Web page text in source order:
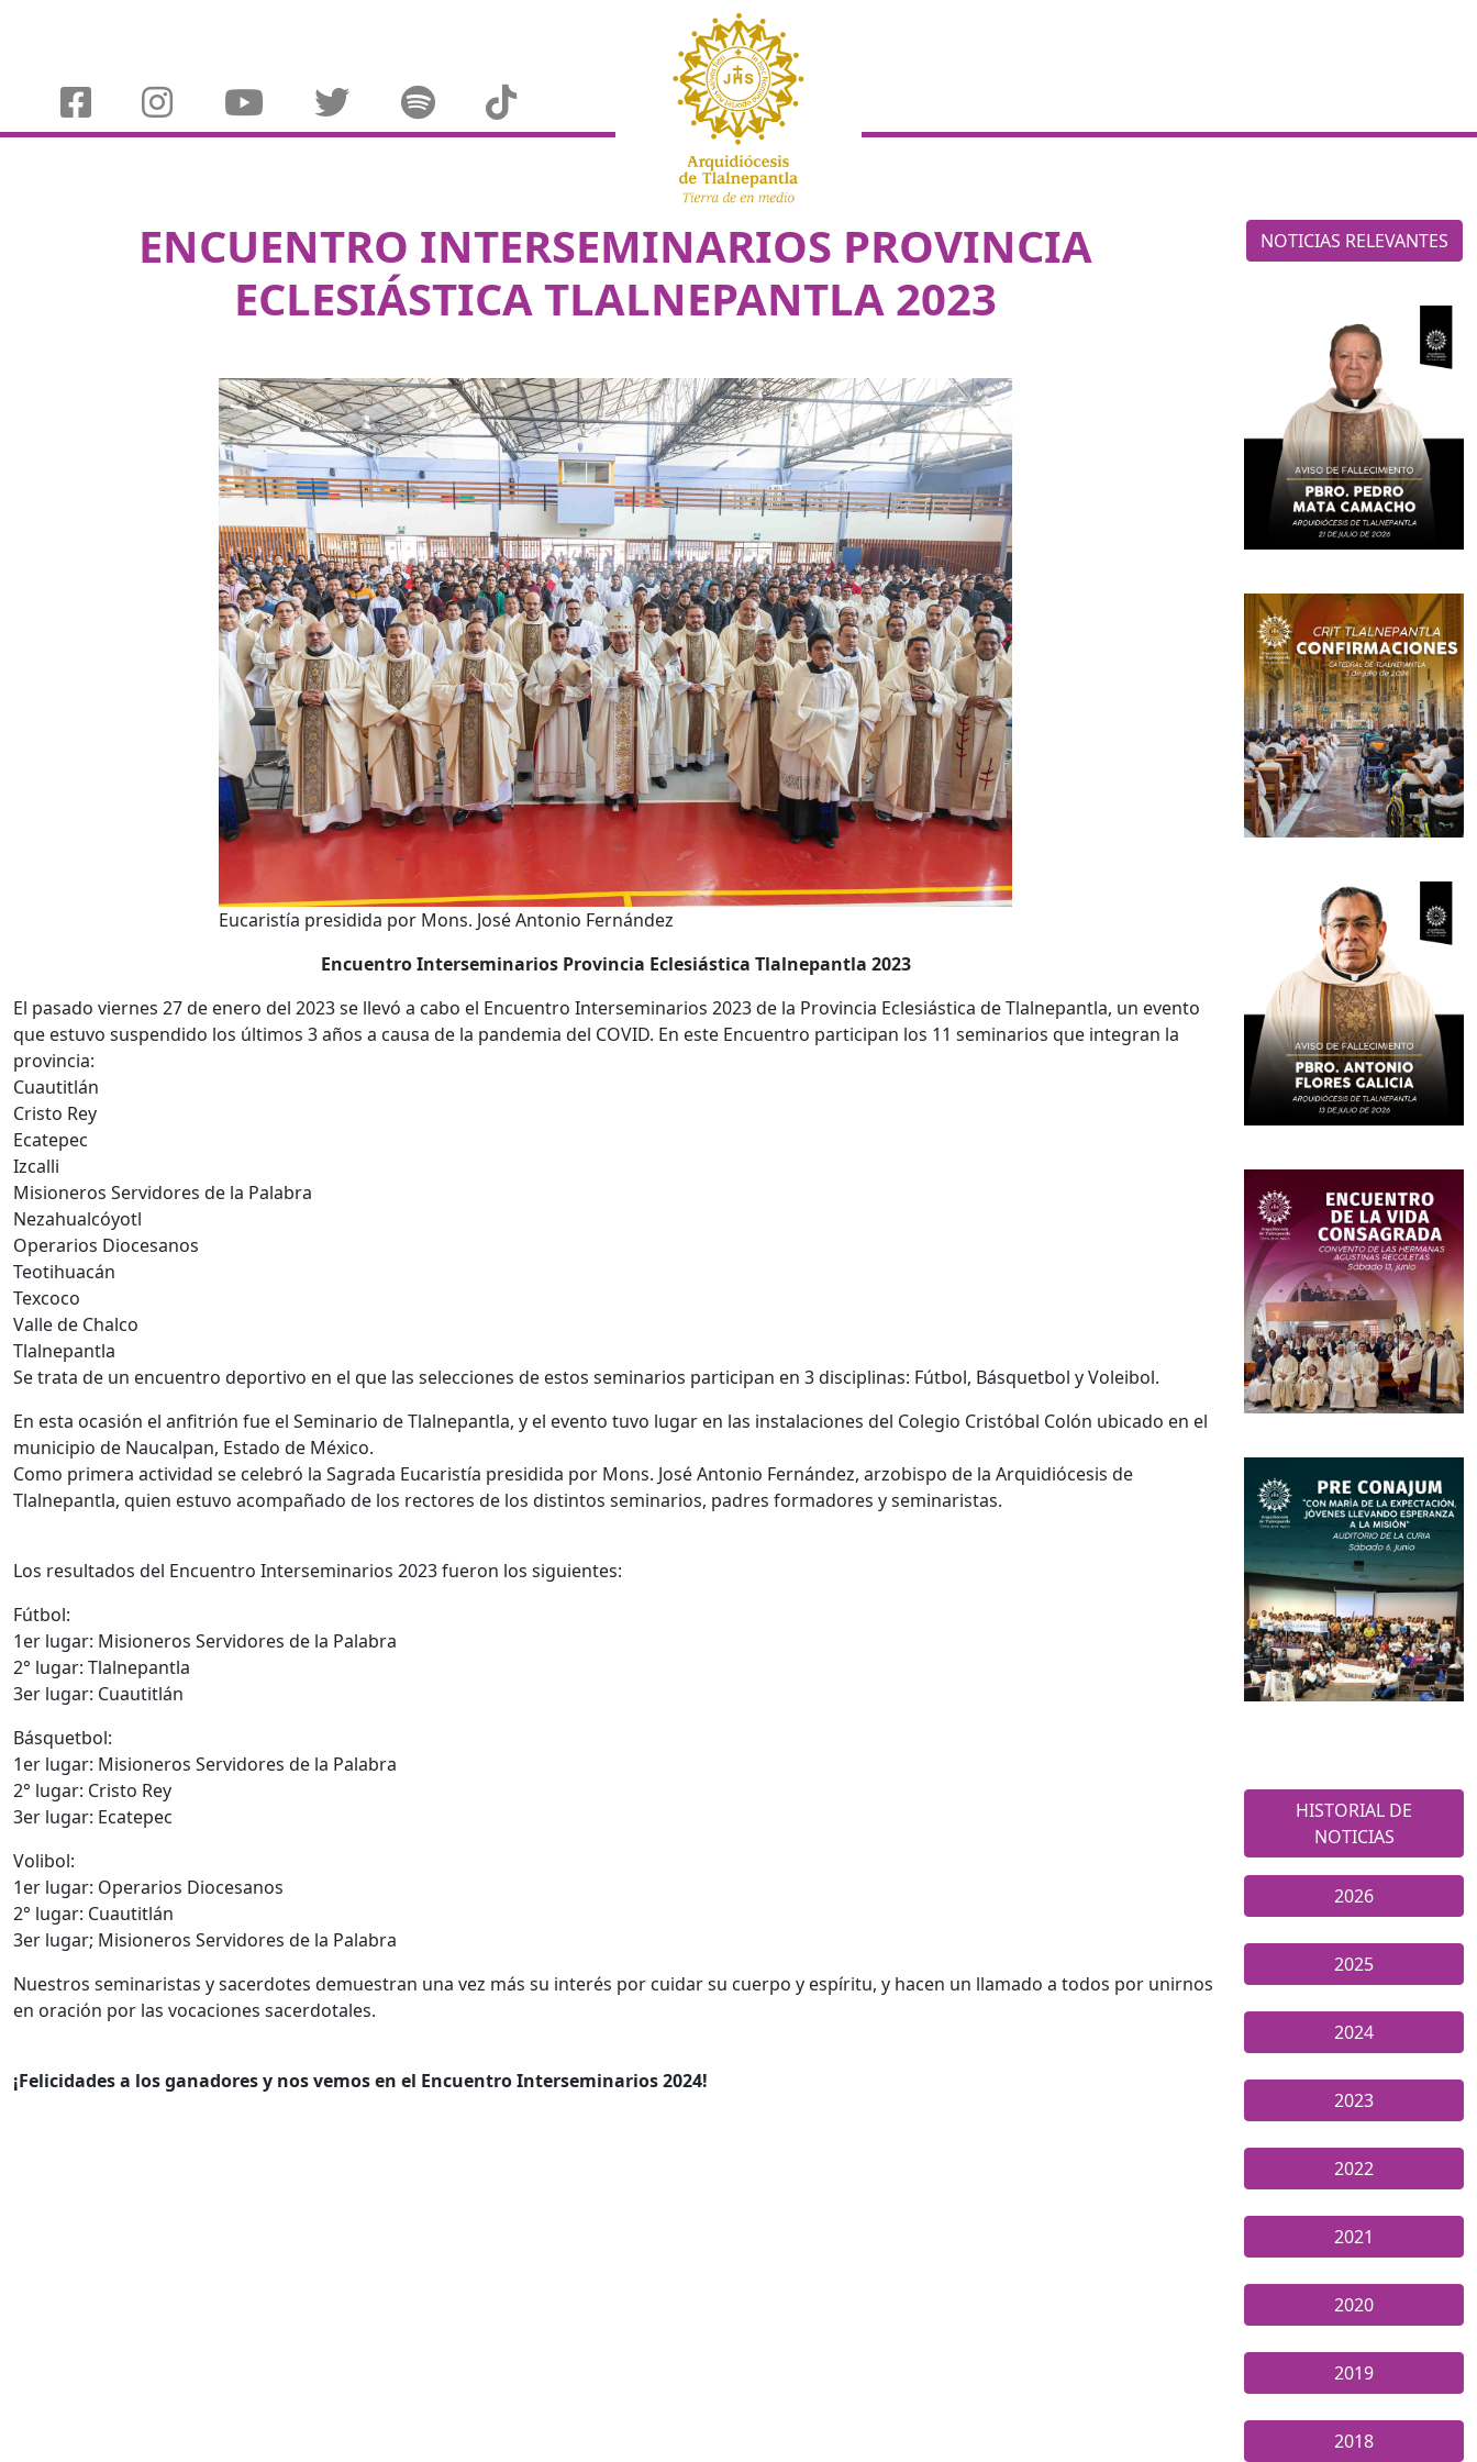
ENCUENTRO INTERSEMINARIOS PROVINCIA
ECLESIÁSTICA TLALNEPANTLA 2023
Eucaristía presidida por Mons. José Antonio Fernández
Encuentro Interseminarios Provincia Eclesiástica Tlalnepantla 2023
El pasado viernes 27 de enero del 2023 se llevó a cabo el Encuentro Interseminarios 2023 de la Provincia Eclesiástica de Tlalnepantla, un evento
que estuvo suspendido los últimos 3 años a causa de la pandemia del COVID. En este Encuentro participan los 11 seminarios que integran la
provincia:
Cuautitlán
Cristo Rey
Ecatepec
Izcalli
Misioneros Servidores de la Palabra
Nezahualcóyotl
Operarios Diocesanos
Teotihuacán
Texcoco
Valle de Chalco
Tlalnepantla
Se trata de un encuentro deportivo en el que las selecciones de estos seminarios participan en 3 disciplinas: Fútbol, Básquetbol y Voleibol.
En esta ocasión el anfitrión fue el Seminario de Tlalnepantla, y el evento tuvo lugar en las instalaciones del Colegio Cristóbal Colón ubicado en el
municipio de Naucalpan, Estado de México.
Como primera actividad se celebró la Sagrada Eucaristía presidida por Mons. José Antonio Fernández, arzobispo de la Arquidiócesis de
Tlalnepantla, quien estuvo acompañado de los rectores de los distintos seminarios, padres formadores y seminaristas.
Los resultados del Encuentro Interseminarios 2023 fueron los siguientes:
Fútbol:
1er lugar: Misioneros Servidores de la Palabra
2° lugar: Tlalnepantla
3er lugar: Cuautitlán
Básquetbol:
1er lugar: Misioneros Servidores de la Palabra
2° lugar: Cristo Rey
3er lugar: Ecatepec
Volibol:
1er lugar: Operarios Diocesanos
2° lugar: Cuautitlán
3er lugar; Misioneros Servidores de la Palabra
Nuestros seminaristas y sacerdotes demuestran una vez más su interés por cuidar su cuerpo y espíritu, y hacen un llamado a todos por unirnos
en oración por las vocaciones sacerdotales.
¡Felicidades a los ganadores y nos vemos en el Encuentro Interseminarios 2024!
NOTICIAS RELEVANTES
HISTORIAL DE
NOTICIAS
2026
2025
2024
2023
2022
2021
2020
2019
2018